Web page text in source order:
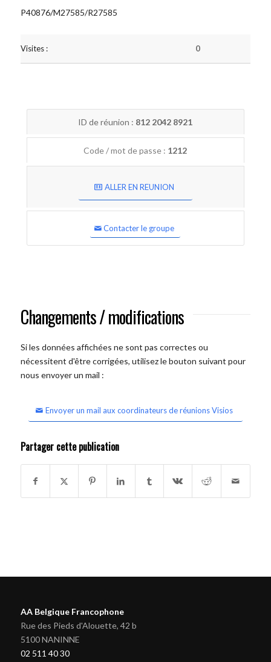
P40876/M27585/R27585
Visites : 0
ID de réunion : 812 2042 8921
Code / mot de passe : 1212
ALLER EN REUNION
Contacter le groupe
Changements / modifications
Si les données affichées ne sont pas correctes ou
nécessitent d'être corrigées, utilisez le bouton suivant pour
nous envoyer un mail :
Envoyer un mail aux coordinateurs de réunions Visios
Partager cette publication
AA Belgique Francophone
Rue des Pieds d'Alouette, 42 b
5100 NANINNE
02 511 40 30